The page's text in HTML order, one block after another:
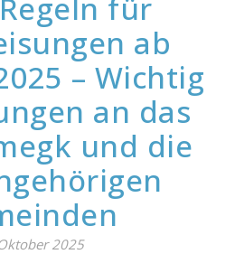
für
ab
– Wichtig
an das
und die
2025